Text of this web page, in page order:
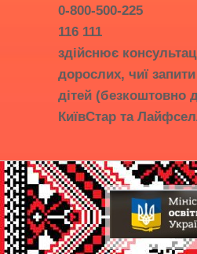
0-800-500-225
116 111
здійснює
дорослих, чиї
дітей (безкоштовно
КиївСтар та